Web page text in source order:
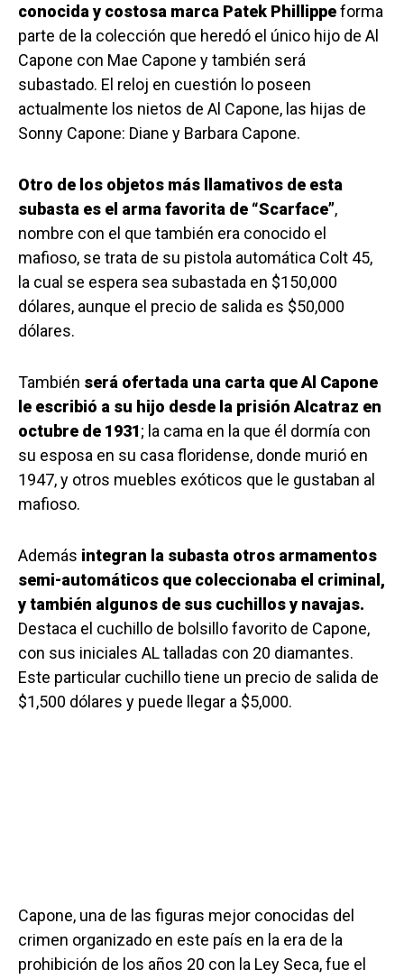
conocida y costosa marca Patek Phillippeforma
parte de la colección que heredó el único hijo de Al
Capone con Mae Capone y también será
subastado. El reloj en cuestión lo poseen
actualmente los nietos de Al Capone, las hijas de
Sonny Capone: Diane y Barbara Capone.
Otro de los objetos más llamativos de esta
subasta es el arma favorita de “Scarface”,
nombre con el que también era conocido el
mafioso, se trata de su pistola automática Colt 45,
la cual se espera sea subastada en $150,000
dólares, aunque el precio de salida es $50,000
dólares.
También será ofertada una carta que Al Capone
le escribió a su hijo desde la prisión Alcatraz en
octubre de 1931; la cama en la que él dormía con
su esposa en su casa floridense, donde murió en
1947, y otros muebles exóticos que le gustaban al
mafioso.
Además integran la subasta otros armamentos
semi-automáticos que coleccionaba el criminal,
y también algunos de sus cuchillos y navajas.
Destaca el cuchillo de bolsillo favorito de Capone,
con sus iniciales AL talladas con 20 diamantes.
Este particular cuchillo tiene un precio de salida de
$1,500 dólares y puede llegar a $5,000.
Capone, una de las figuras mejor conocidas del
crimen organizado en este país en la era de la
prohibición de los años 20 con la Ley Seca, fue el